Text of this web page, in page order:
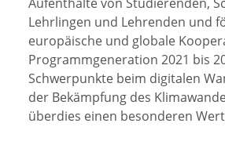
Lehrlingen und Lehrenden und
europäische und globale
Programmgeneration 2021 bis
Schwerpunkte beim digitalen
der Bekämpfung des
überdies einen besonderen